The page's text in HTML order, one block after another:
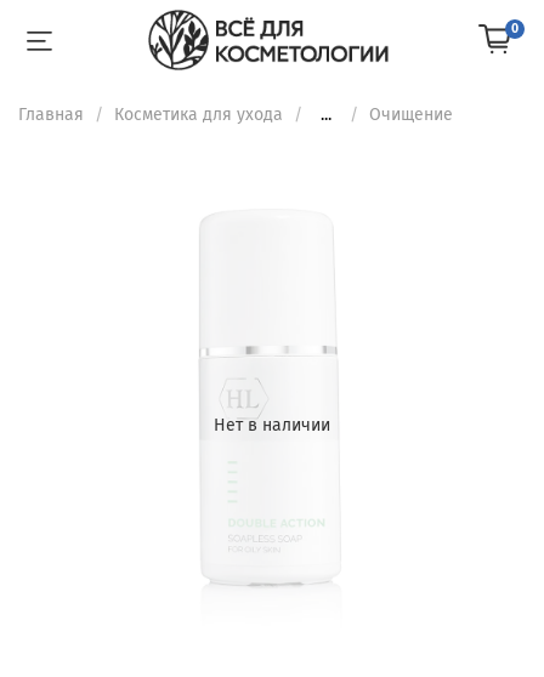
0
Главная Косметика для ухода ... Очищение
Нет в наличии